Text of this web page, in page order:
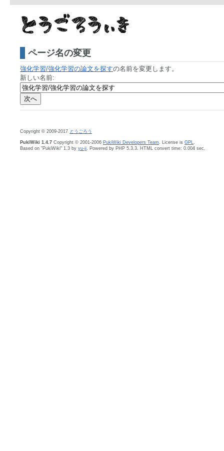
ページ名の変更
強化学習/強化学習の論文を探すの名前を変更します。
新しい名前:
Copyright © 2009-2017 とうごろう
PukiWiki 1.4.7 Copyright © 2001-2006 PukiWiki Developers Team. License is GPL.
Based on "PukiWiki" 1.3 by yu-ji. Powered by PHP 5.3.3. HTML convert time: 0.004 sec.